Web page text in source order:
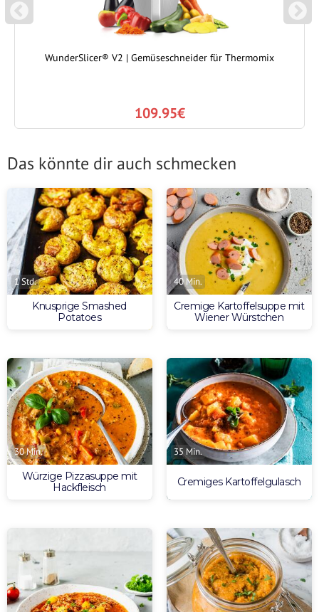
P
REVIOUS
WunderSlicer® V2 | Gemüseschneider für Thermomix
109.95€
N
EXT
Das könnte dir auch schmecken
1 Std.
Knusprige Smashed
Potatoes
40 Min.
Cremige Kartoffelsuppe mit
Wiener Würstchen
30 Min.
Würzige Pizzasuppe mit
Hackfleisch
35 Min.
Cremiges Kartoffelgulasch